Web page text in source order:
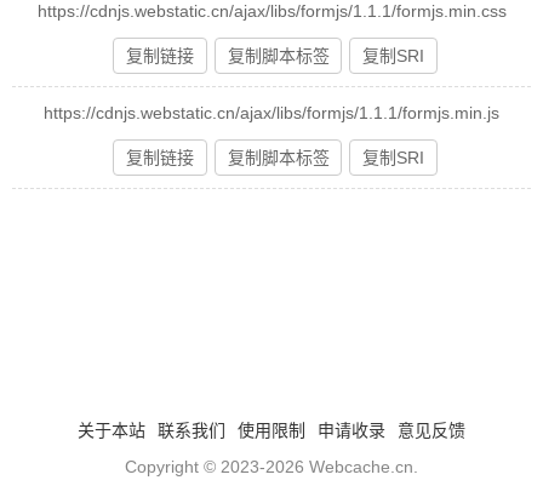
https://cdnjs.webstatic.cn/ajax/libs/formjs/1.1.1/formjs.min.css
复制链接 复制脚本标签 复制SRI
https://cdnjs.webstatic.cn/ajax/libs/formjs/1.1.1/formjs.min.js
复制链接 复制脚本标签 复制SRI
关于本站 联系我们 使用限制 申请收录
意见反馈
Copyright © 2023-2026 Webcache.cn